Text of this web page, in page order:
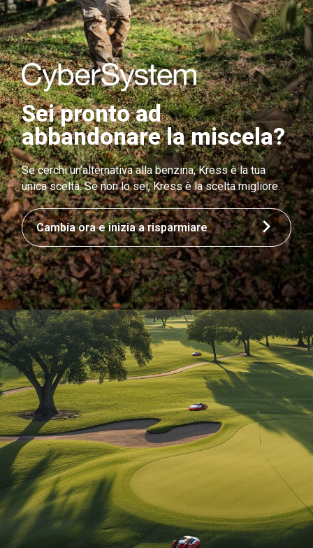
Sei pronto ad
abbandonare la miscela?
Se cerchi un’alternativa alla benzina, Kress è la tua
unica scelta. Se non lo sei, Kress è la scelta migliore.
Cambia ora e inizia a risparmiare